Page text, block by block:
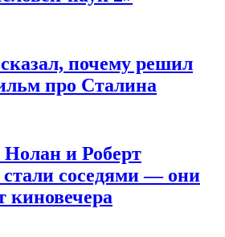
почему решил
про Сталина
и Роберт
соседями — они
киновечера